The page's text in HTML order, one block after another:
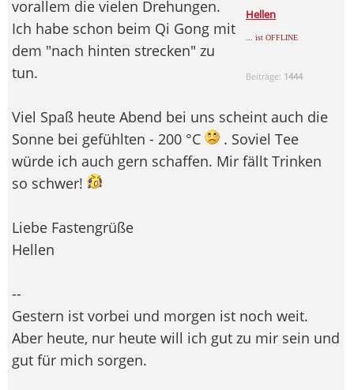
Hellen
... ist OFFLINE
Beiträge: 1444
vorallem die vielen Drehungen.
Ich habe schon beim Qi Gong mit
dem "nach hinten strecken" zu
tun.
Viel Spaß heute Abend bei uns scheint auch die
Sonne bei gefühlten - 200 °C
. Soviel Tee
würde ich auch gern schaffen. Mir fällt Trinken
so schwer!
Liebe Fastengrüße
Hellen
--
Gestern ist vorbei und morgen ist noch weit.
Aber heute, nur heute will ich gut zu mir sein und
gut für mich sorgen.